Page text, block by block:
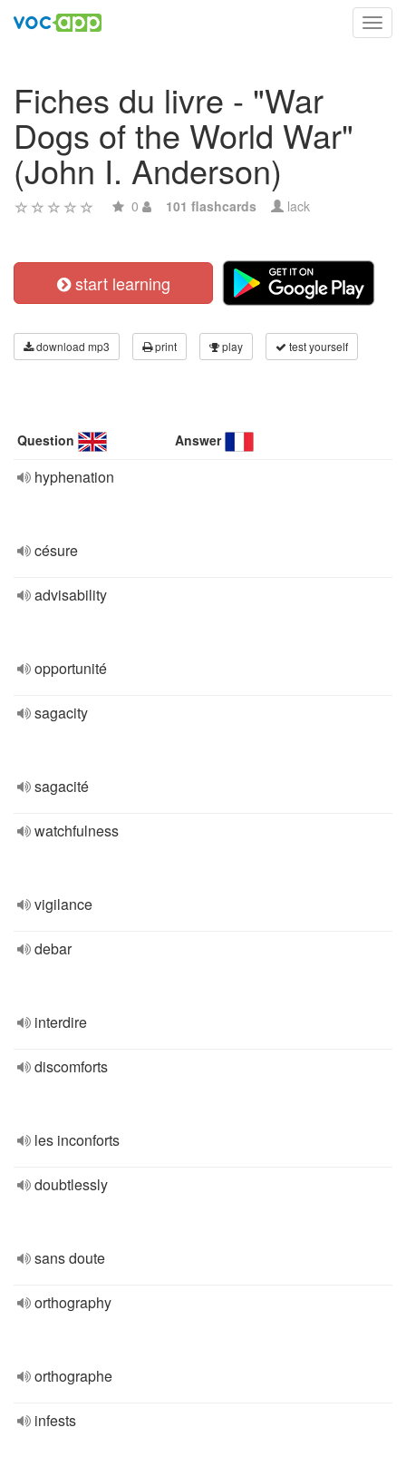
Fiches du livre - "War
Dogs of the World War"
(John I. Anderson)
0 101 flashcards lack
start learning
download mp3 print play test yourself
Question Answer
hyphenation
césure
advisability
opportunité
sagacity
sagacité
watchfulness
vigilance
debar
interdire
discomforts
les inconforts
doubtlessly
sans doute
orthography
orthographe
infests